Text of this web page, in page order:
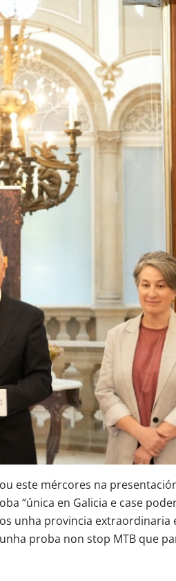
este mércores na
“única en Galicia e case
unha provincia extraordinaria
proba non stop MTB que